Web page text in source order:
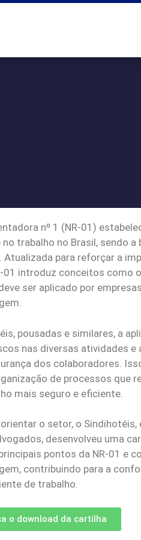
nº 1 (NR-01)
no trabalho no Brasil, sendo
Atualizada para reforçar a
01 introduz conceitos como
ser aplicado por
pousadas e similares, a
nas diversas atividades e
dos colaboradores.
de processos que
mais seguro e eficiente.
o setor, o
desenvolveu uma
pontos da NR-01 e
contribuindo para a
de trabalho.
o download da cartilha